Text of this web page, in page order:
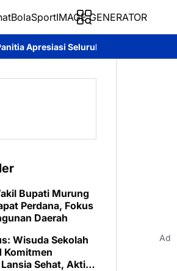
BolaSportIMAGE GENERATOR
Peserta Sambangi Warga Desa,
Bupati Murung
Perdana, Fokus
Daerah
Wisuda Sekolah
Komitmen
Sehat, Aktif,
Ad